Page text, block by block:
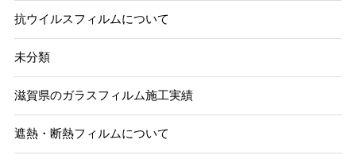
抗ウイルスフィルムについて
未分類
滋賀県のガラスフィルム施工実績
遮熱・断熱フィルムについて